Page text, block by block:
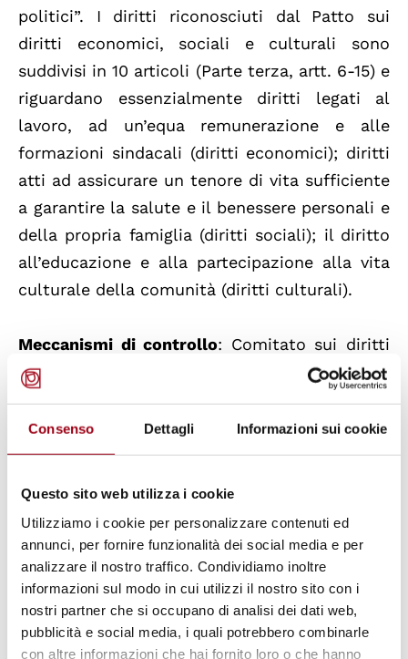
Consenso Dettagli Informazioni sui cookie
Questo sito web utilizza i cookie
Utilizziamo i cookie per personalizzare contenuti ed
annunci, per fornire funzionalità dei social media e per
analizzare il nostro traffico. Condividiamo inoltre
informazioni sul modo in cui utilizzi il nostro sito con i
nostri partner che si occupano di analisi dei dati web,
pubblicità e social media, i quali potrebbero combinarle
con altre informazioni che hai fornito loro o che hanno
politici”. I diritti riconosciuti dal Patto sui
diritti economici, sociali e culturali sono
suddivisi in 10 articoli (Parte terza, artt. 6-15) e
riguardano essenzialmente diritti legati al
lavoro, ad un’equa remunerazione e alle
formazioni sindacali (diritti economici); diritti
atti ad assicurare un tenore di vita sufficiente
a garantire la salute e il benessere personali e
della propria famiglia (diritti sociali); il diritto
all’educazione e alla partecipazione alla vita
culturale della comunità (diritti culturali).
Meccanismi di controllo: Comitato sui diritti
economici, sociali e culturali
politici, il Patto sui diritti economici, sociali e
culturali non prevedeva in origine nessuno
(ECOSOC) decise di istituire il Comitato sui
diritti economici, sociali e culturali (CESCR),
composto da 18 esperti indipendenti incaricati
di monitorare l’implementazione del Patto da
parte degli Stati, analizzando i rapporti